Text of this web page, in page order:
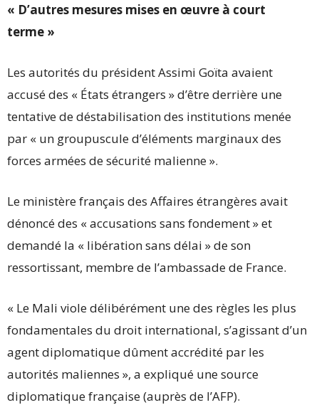
« D’autres mesures mises en œuvre à court
terme »
Les autorités du président Assimi Goïta avaient
accusé des « États étrangers » d’être derrière une
tentative de déstabilisation des institutions menée
par « un groupuscule d’éléments marginaux des
forces armées de sécurité malienne ».
Le ministère français des Affaires étrangères avait
dénoncé des « accusations sans fondement » et
demandé la « libération sans délai » de son
ressortissant, membre de l’ambassade de France.
« Le Mali viole délibérément une des règles les plus
fondamentales du droit international, s’agissant d’un
agent diplomatique dûment accrédité par les
autorités maliennes », a expliqué une source
diplomatique française (auprès de l’AFP).